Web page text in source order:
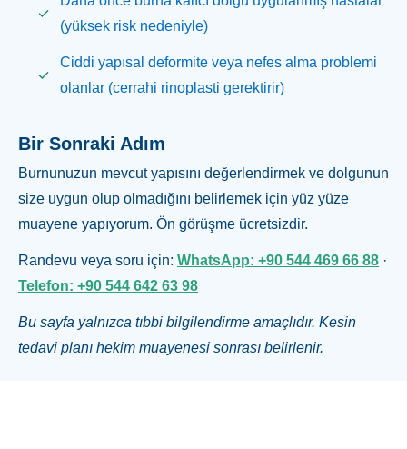
(yüksek risk nedeniyle)
Ciddi yapısal deformite veya nefes alma problemi
olanlar (cerrahi rinoplasti gerektirir)
Bir Sonraki Adım
Burnunuzun mevcut yapısını değerlendirmek ve dolgunun
size uygun olup olmadığını belirlemek için yüz yüze
muayene yapıyorum. Ön görüşme ücretsizdir.
Randevu veya soru için: WhatsApp: +90 544 469 66 88 ·
Telefon: +90 544 642 63 98
Bu sayfa yalnızca tıbbi bilgilendirme amaçlıdır. Kesin
tedavi planı hekim muayenesi sonrası belirlenir.